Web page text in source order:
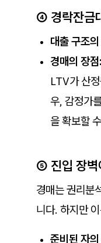
④ 경락잔금
대출 구조
경매의 장점:
LTV가 산
우, 감정가
을 확보할
⑤ 진입 장벽
경매는 권리분
니다. 하지만
준비된 자